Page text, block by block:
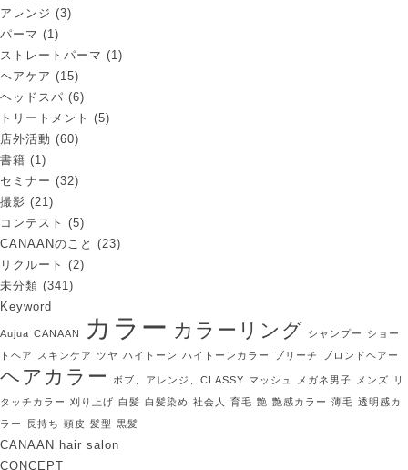
アレンジ (3)
パーマ (1)
ストレートパーマ (1)
ヘアケア (15)
ヘッドスパ (6)
トリートメント (5)
店外活動 (60)
書籍 (1)
セミナー (32)
撮影 (21)
コンテスト (5)
CANAANのこと (23)
リクルート (2)
未分類 (341)
Keyword
Aujua CANAAN カラー カラーリング シャンプー
ショー
トヘア
スキンケア ツヤ ハイトーン ハイトーンカラー ブリーチ ブロンドヘアー
ヘアカラー ボブ、アレンジ、CLASSY マッシュ メガネ男子 メンズ
リ
タッチカラー 刈り上げ 白髪 白髪染め 社会人 育毛 艶 艶感カラー 薄毛 透明感カ
ラー 長持ち 頭皮 髪型 黒髪
CANAAN hair salon
CONCEPT